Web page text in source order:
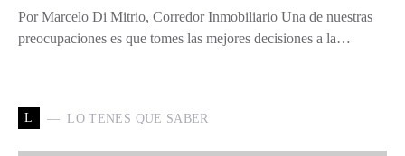
Por Marcelo Di Mitrio, Corredor Inmobiliario Una de nuestras
preocupaciones es que tomes las mejores decisiones a la…
L LO TENES QUE SABER